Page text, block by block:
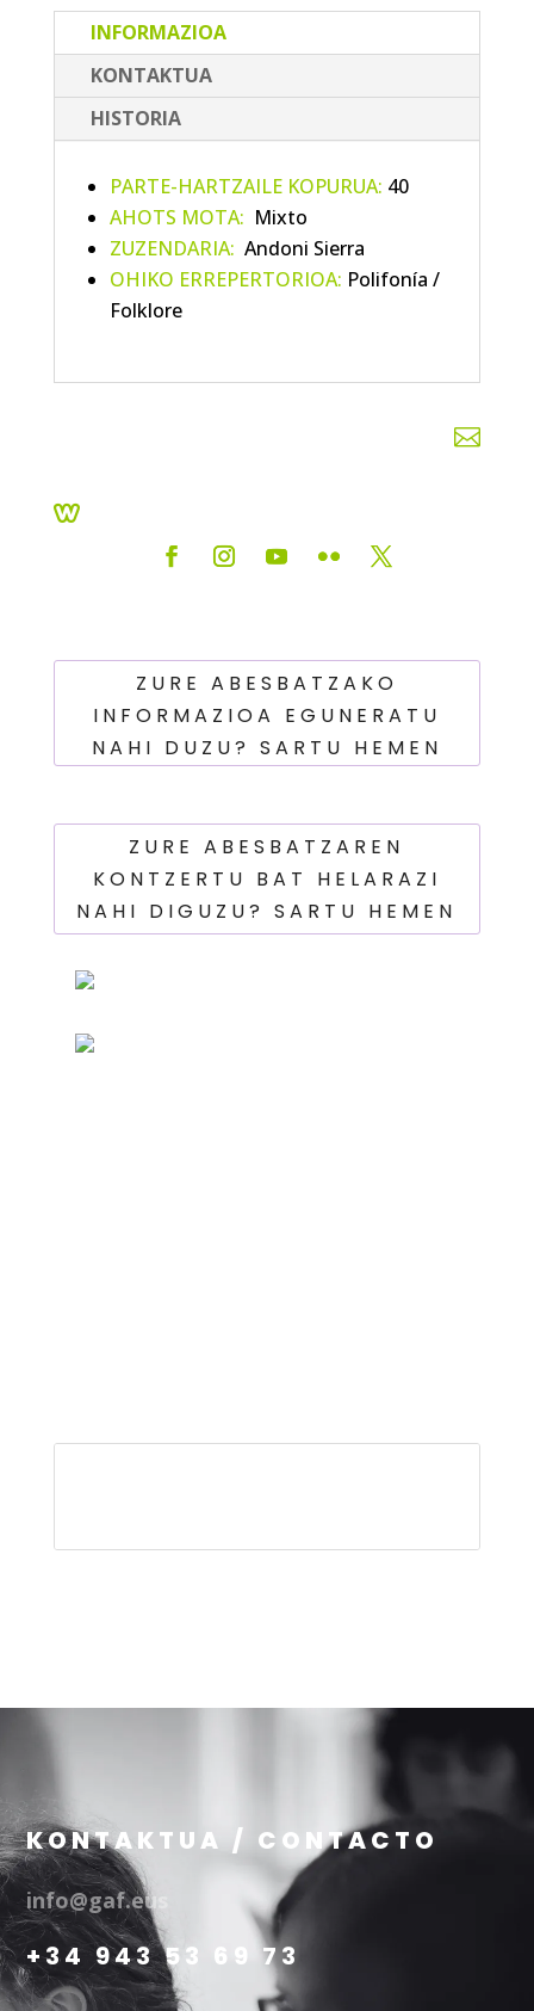
INFORMAZIOA
KONTAKTUA
HISTORIA
PARTE-HARTZAILE KOPURUA: 40
AHOTS MOTA: Mixto
ZUZENDARIA: Andoni Sierra
OHIKO ERREPERTORIOA: Polifonía /
Folklore


ZURE ABESBATZAKO
INFORMAZIOA EGUNERATU
NAHI DUZU? SARTU HEMEN
ZURE ABESBATZAREN
KONTZERTU BAT HELARAZI
NAHI DIGUZU? SARTU HEMEN
KONTAKTUA / CONTACTO
info@gaf.eus
+34 943 53 69 73